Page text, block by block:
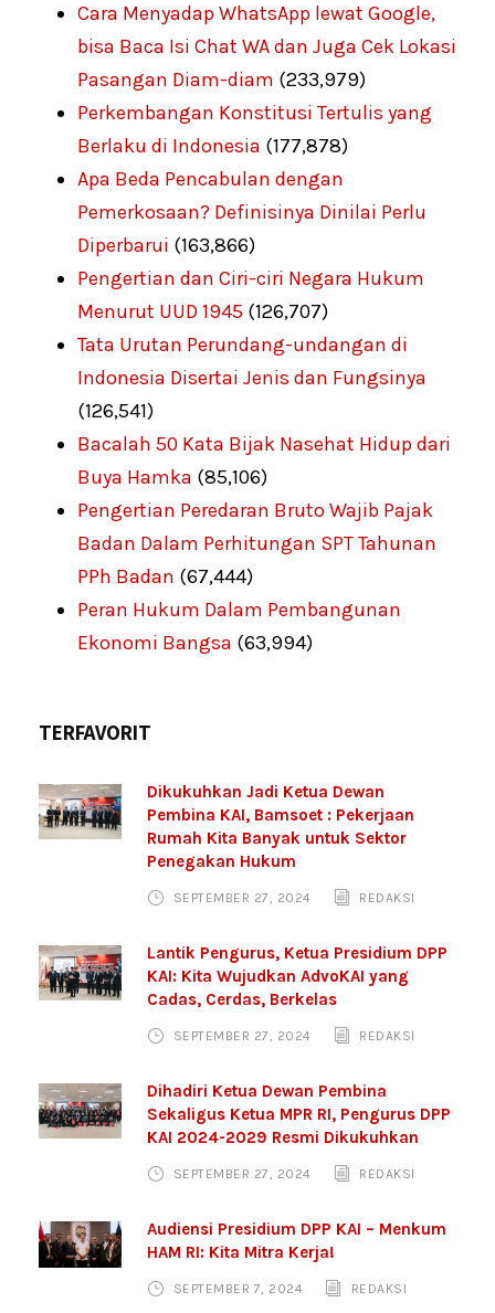
Cara Menyadap WhatsApp lewat Google,
bisa Baca Isi Chat WA dan Juga Cek Lokasi
Pasangan Diam-diam (233,979)
Perkembangan Konstitusi Tertulis yang
Berlaku di Indonesia (177,878)
Apa Beda Pencabulan dengan
Pemerkosaan? Definisinya Dinilai Perlu
Diperbarui (163,866)
Pengertian dan Ciri-ciri Negara Hukum
Menurut UUD 1945 (126,707)
Tata Urutan Perundang-undangan di
Indonesia Disertai Jenis dan Fungsinya
(126,541)
Bacalah 50 Kata Bijak Nasehat Hidup dari
Buya Hamka (85,106)
Pengertian Peredaran Bruto Wajib Pajak
Badan Dalam Perhitungan SPT Tahunan
PPh Badan (67,444)
Peran Hukum Dalam Pembangunan
Ekonomi Bangsa (63,994)
TERFAVORIT
Dikukuhkan Jadi Ketua Dewan
Pembina KAI, Bamsoet : Pekerjaan
Rumah Kita Banyak untuk Sektor
Penegakan Hukum
SEPTEMBER 27, 2024 REDAKSI
Lantik Pengurus, Ketua Presidium DPP
KAI: Kita Wujudkan AdvoKAI yang
Cadas, Cerdas, Berkelas
SEPTEMBER 27, 2024 REDAKSI
Dihadiri Ketua Dewan Pembina
Sekaligus Ketua MPR RI, Pengurus DPP
KAI 2024-2029 Resmi Dikukuhkan
SEPTEMBER 27, 2024 REDAKSI
Audiensi Presidium DPP KAI – Menkum
HAM RI: Kita Mitra Kerja!
SEPTEMBER 7, 2024 REDAKSI